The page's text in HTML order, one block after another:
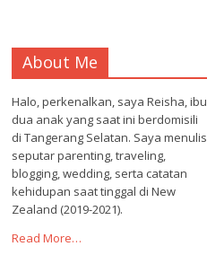
About Me
Halo, perkenalkan, saya Reisha, ibu
dua anak yang saat ini berdomisili
di Tangerang Selatan. Saya menulis
seputar parenting, traveling,
blogging, wedding, serta catatan
kehidupan saat tinggal di New
Zealand (2019-2021).
Read More…